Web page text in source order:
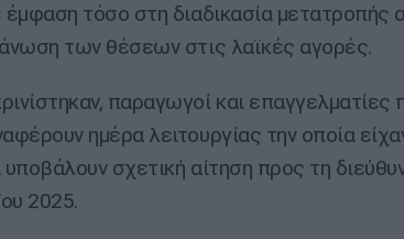
τόσο στη διαδικασία μετατροπής
των θέσεων στις λαϊκές αγορές.
παραγωγοί και
ημέρα λειτουργίας την οποία
σχετική αίτηση προς τη
2025.